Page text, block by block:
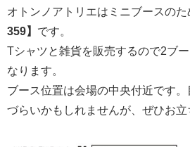
オトンノアトリエはミニブースのた
359】 です。
Tシャツと雑貨を販売するので2ブ
なります。
ブース位置は会場の中央付近です
づらいかもしれませんが、ぜひお立